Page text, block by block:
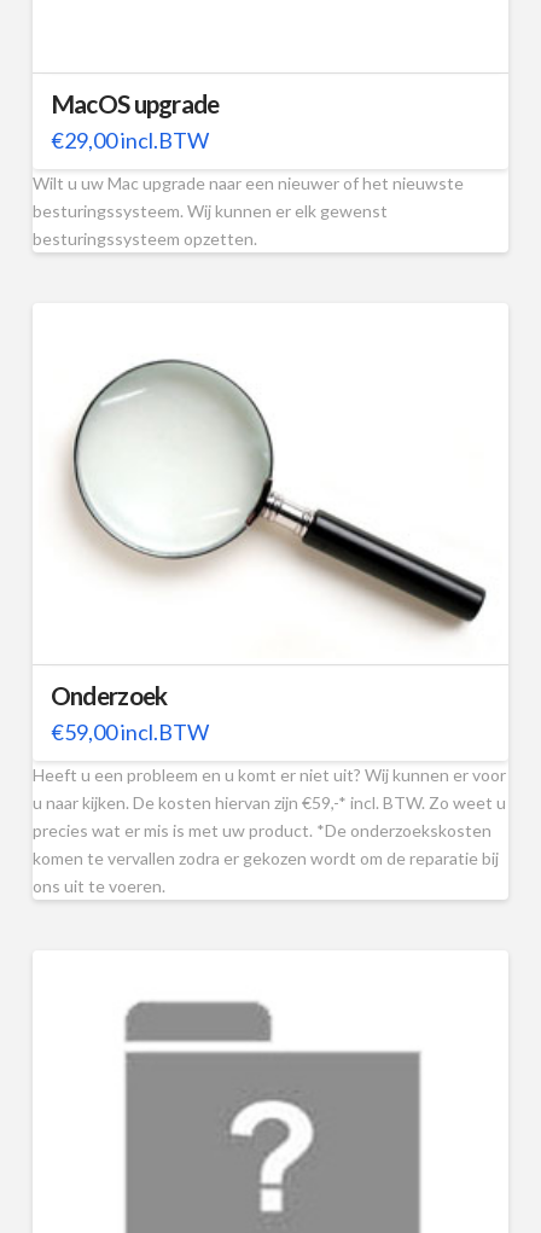
MacOS upgrade
€29,00incl.BTW
Wilt u uw Mac upgrade naar een nieuwer of het nieuwste
besturingssysteem. Wij kunnen er elk gewenst
besturingssysteem opzetten.
Onderzoek
€59,00incl.BTW
Heeft u een probleem en u komt er niet uit? Wij kunnen er voor
u naar kijken. De kosten hiervan zijn €59,-* incl. BTW. Zo weet u
precies wat er mis is met uw product. *De onderzoekskosten
komen te vervallen zodra er gekozen wordt om de reparatie bij
ons uit te voeren.